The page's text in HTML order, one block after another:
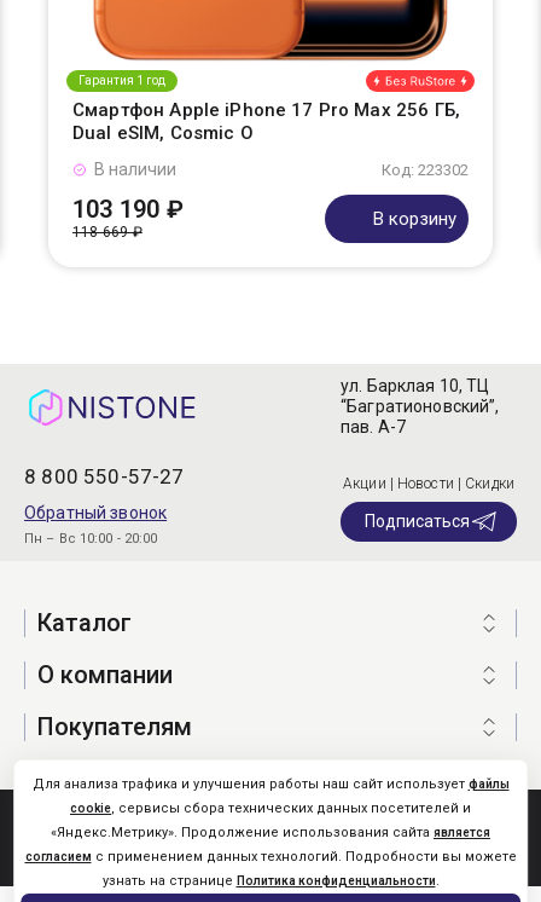
Гарантия 1 год
Смартфон Apple iPhone 17 Pro Max 256 ГБ,
Dual eSIM, Cosmic O
Код: 223302
В наличии
103 190 ₽
118 669 ₽
В корзину
8 800 550-57-27
Обратный звонок
Пн – Вс 10:00 - 20:00
ул. Барклая 10, ТЦ
“Багратионовский”,
пав. А-7
Акции | Новости | Скидки
Подписаться
Каталог
О компании
Покупателям
Nistone.Ru © 2026
Карта сайта
Для анализа трафика и улучшения работы наш сайт использует файлы
cookie, сервисы сбора технических данных посетителей и
«Яндекс.Метрику». Продолжение использования сайта является
согласием с применением данных технологий. Подробности вы можете
узнать на странице Политика конфиденциальности.